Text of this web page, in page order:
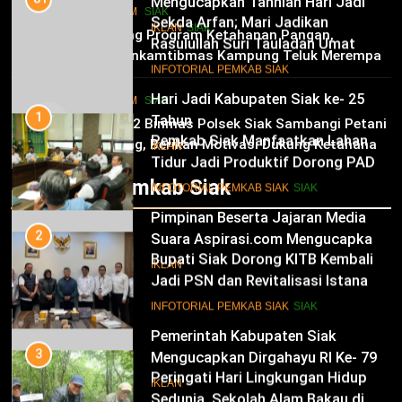
Kabupaten Siak Ke-25 Tahun
IKLAN SIAK
Hari Jadi Kabupaten Siak ke- 25
Tahun
IKLAN
12
Pimpinan Beserta Jajaran Media
Suara Aspirasi.com Mengucapkan
Selamat HUT RI Ke-79
IKLAN
13
Pemerintah Kabupaten Siak
Mengucapkan Dirgahayu RI Ke- 79
IKLAN
HUKRIM SIAK
Dukung Program Ketahanan Pangan,
Bhabinkamtibmas Kampung Teluk Merempan
Tinjau Tanaman Jagung Waga
03
HUKRIM SIAK
Panit 2 Binmas Polsek Siak Sambangi Petani
Jagung, Berikan Motivasi Dukung Ketahanan
Pangan Nasional
Infotorial Pemkab Siak
1
Pemkab Siak Manfaatkan Lahan
Tidur Jadi Produktif Dorong PAD
dan Kesejahteraan Warga
INFOTORIAL PEMKAB SIAK SIAK
2
Bupati Siak Dorong KITB Kembali
Jadi PSN dan Revitalisasi Istana
Kesultanan Siak
INFOTORIAL PEMKAB SIAK SIAK
3
Peringati Hari Lingkungan Hidup
Sedunia, Sekolah Alam Bakau di
Siak Cetak Generasi Penjaga
Pesisir
INFOTORIAL PEMKAB SIAK SIAK
4
Festival Seni Budaya Melayu Riau